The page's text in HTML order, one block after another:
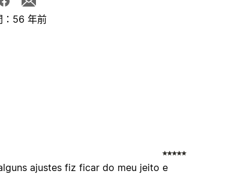
：56 年前
ajustes fiz ficar do meu jeito e